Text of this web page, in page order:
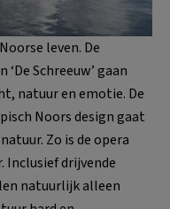
leven. De
Schreeuw’ gaan
natuur en emotie. De
Noors design gaat
Zo is de opera
Inclusief drijvende
natuurlijk alleen